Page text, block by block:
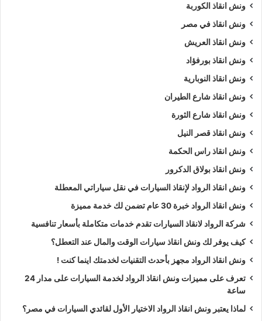
ونش انقاذ الكوربة
ونش انقاذ في مصر
ونش انقاذ العريش
ونش انقاذ بورفؤاد
ونش انقاذ النوبارية
ونش انقاذ شارع الطيران
ونش انقاذ شارع الثورة
ونش انقاذ قصر النيل
ونش انقاذ راس الحكمة
ونش انقاذ بولاق الدكرور
ونش انقاذ الرواد لإنقاذ السيارات في نقل سياراتي المعطلة
ونش انقاذ الرواد خبرة 30 عام تضمن لك خدمة مميزة
شركة الرواد لانقاذ السيارات تقدم خدمات متكاملة بأسعار تنافسية
كيف يوفر لك ونش انقاذ سيارات الوقت والمال عند التعطل؟
ونش انقاذ الرواد مجهز بأحدث التقنيات لخدمتك اينما كنت !
تعرف على مميزات ونش انقاذ الرواد لخدمة السيارات على مدار 24
ساعة
لماذا يعتبر ونش انقاذ الرواد الاختيار الأول لقائدي السيارات في مصر؟